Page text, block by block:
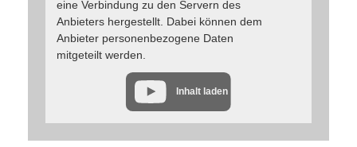
eine Verbindung zu den Servern des
Anbieters hergestellt. Dabei können dem
Anbieter personenbezogene Daten
mitgeteilt werden.
Inhalt laden